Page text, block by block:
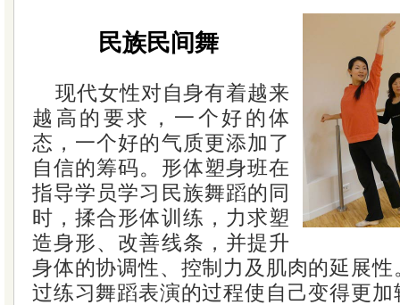
民族民间舞
现代女性对自身有着越来
越高的要求，一个好的体
态，一个好的气质更添加了
自信的筹码。形体塑身班在
指导学员学习民族舞蹈的同
时，揉合形体训练，力求塑
造身形、改善线条，并提升
身体的协调性、控制力及肌肉的延展
过练习舞蹈表演的过程使自己变得更